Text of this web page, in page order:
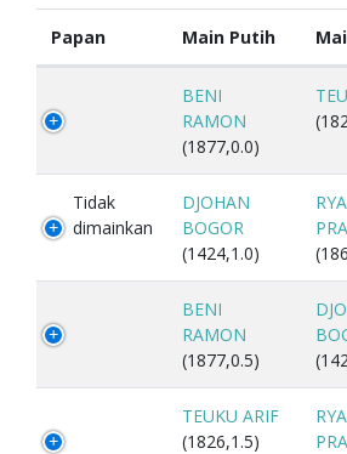
Papan Main Putih
BENI
RAMON
(1877,0.0)
Tidak
dimainkan
DJOHAN
BOGOR
(1424,1.0)
BENI
RAMON
(1877,0.5)
TEUKU ARIF
(1826,1.5)